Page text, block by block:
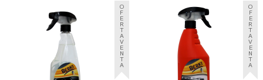
O
F
E
R
T
A
V
E
N
T
A
O
F
E
R
T
A
V
E
N
T
A